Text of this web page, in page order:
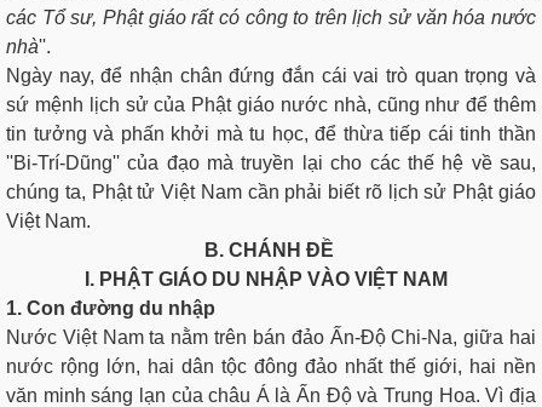
các Tổ sư, Phật giáo rất có công to trên lịch sử văn hóa nước
nhà''.
Ngày nay, để nhận chân đứng đắn cái vai trò quan trọng và
sứ mệnh lịch sử của Phật giáo nước nhà, cũng như để thêm
tin tưởng và phấn khởi mà tu học, để thừa tiếp cái tinh thần
''Bi-Trí-Dũng'' của đạo mà truyền lại cho các thế hệ về sau,
chúng ta, Phật tử Việt Nam cần phải biết rõ lịch sử Phật giáo
Việt Nam.
B. CHÁNH ÐỀ
I. PHẬT GIÁO DU NHẬP VÀO VIỆT NAM
1. Con đường du nhập
Nước Việt Nam ta nằm trên bán đảo Ấn-Ðộ Chi-Na, giữa hai
nước rộng lớn, hai dân tộc đông đảo nhất thế giới, hai nền
văn minh sáng lạn của châu Á là Ấn Ðộ và Trung Hoa. Vì địa